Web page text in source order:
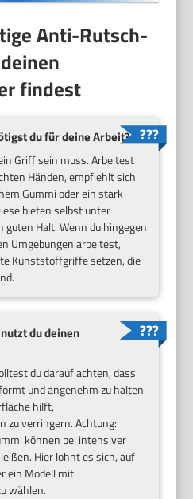
Anti-Rutsch-
findest
du für deine Arbeit?
Griff sein muss. Arbeitest
Händen, empfiehlt sich
Gummi oder ein stark
bieten selbst unter
Halt. Wenn du hingegen
Umgebungen arbeitest,
Kunststoffgriffe setzen, die
du deinen
du darauf achten, dass
und angenehm zu halten
hilft,
zu verringern. Achtung:
können bei intensiver
Hier lohnt es sich, auf
ein Modell mit
wählen.